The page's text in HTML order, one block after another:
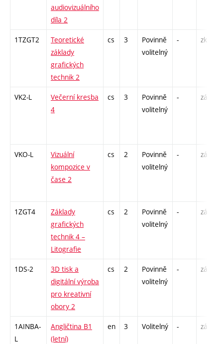
audiovizuálního
díla 2
1TZGT2
Teoretické
základy
grafických
technik 2
cs 3
Povinně
volitelný
- zk
VK2-L
Večerní kresba
4
cs 3
Povinně
volitelný
- zá,zk
VKO-L
Vizuální
kompozice v
čase 2
cs 2
Povinně
volitelný
- zá
1ZGT4
Základy
grafických
technik 4 –
Litografie
cs 2
Povinně
volitelný
- zá
1DS-2
3D tisk a
digitální výroba
pro kreativní
obory 2
cs 2
Povinně
volitelný
- zá
1AINBA-
L
Angličtina B1
(letní)
en 3 Volitelný - zá,zk